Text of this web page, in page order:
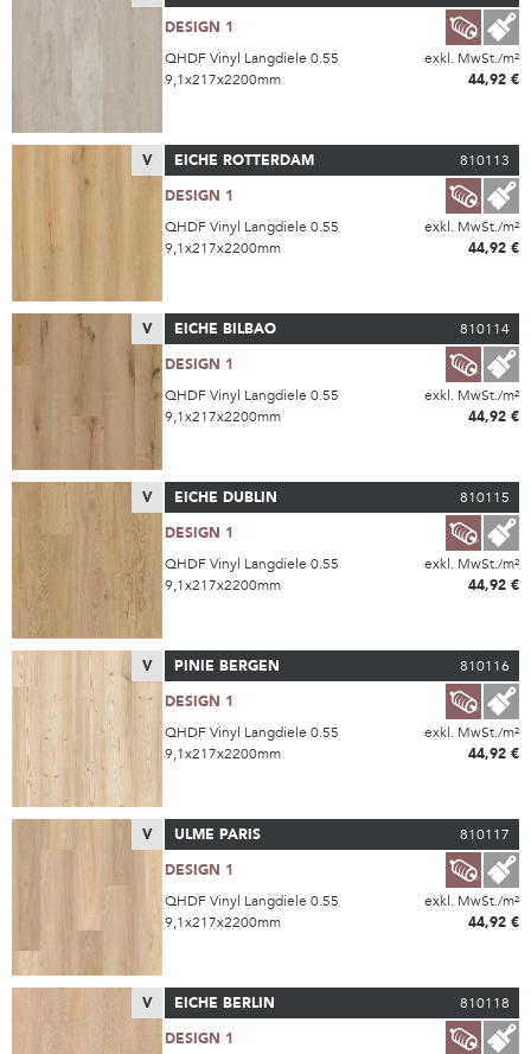
DESIGN 1
QHDF Vinyl Langdiele 0.55
exkl. MwSt./m²
9,1x217x2200mm
44,92 €
V EICHE ROTTERDAM
810113
DESIGN 1
QHDF Vinyl Langdiele 0.55
exkl. MwSt./m²
9,1x217x2200mm
44,92 €
V EICHE BILBAO
810114
DESIGN 1
QHDF Vinyl Langdiele 0.55
exkl. MwSt./m²
9,1x217x2200mm
44,92 €
V EICHE DUBLIN
810115
DESIGN 1
QHDF Vinyl Langdiele 0.55
exkl. MwSt./m²
9,1x217x2200mm
44,92 €
V PINIE BERGEN
810116
DESIGN 1
QHDF Vinyl Langdiele 0.55
exkl. MwSt./m²
9,1x217x2200mm
44,92 €
V ULME PARIS
810117
DESIGN 1
QHDF Vinyl Langdiele 0.55
exkl. MwSt./m²
9,1x217x2200mm
44,92 €
V EICHE BERLIN
810118
DESIGN 1